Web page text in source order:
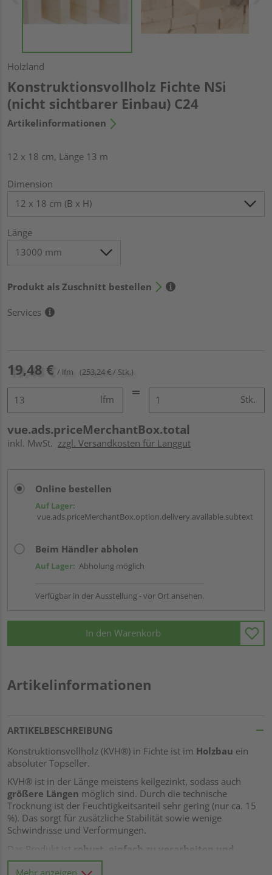
Holzland
Konstruktionsvollholz Fichte NSi
(nicht sichtbarer Einbau) C24
Artikelinformationen
12 x 18 cm, Länge 13 m
Dimension
Länge
Produkt als Zuschnitt bestellen
Services
19,48 € / lfm (253,24 € / Stk.)
lfm Stk.
vue.ads.priceMerchantBox.total
inkl. MwSt. zzgl. Versandkosten für Langgut
Online bestellen
Auf Lager:
vue.ads.priceMerchantBox.option.delivery.available.subtext
Beim Händler abholen
Auf Lager: Abholung möglich
Verfügbar in der Ausstellung - vor Ort ansehen.
In den Warenkorb
Artikelinformationen
ARTIKELBESCHREIBUNG
Konstruktionsvollholz (KVH®) in Fichte ist im Holzbau ein
absoluter Topseller.
KVH® ist in der Länge meistens keilgezinkt, sodass auch
größere Längen möglich sind. Durch die technische
Trocknung ist der Feuchtigkeitsanteil sehr gering (nur ca. 15
%). Das sorgt für zusätzliche Stabilität sowie wenige
Schwindrisse und Verformungen.
Das Produkt ist
robust, einfach zu verarbeiten und
langlebig. Es eignet sich beispielsweise hervorragend beim